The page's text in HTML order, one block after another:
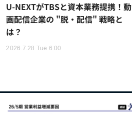
U-NEXTがTBSと資本業務提携！動
画配信企業の "脱・配信" 戦略と
は？
2026.7.28 Tue 6:00